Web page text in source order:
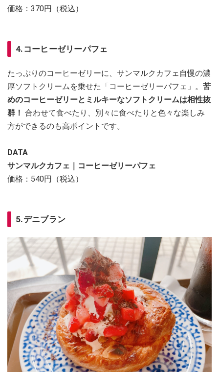
価格：370円（税込）
4.コーヒーゼリーパフェ
たっぷりのコーヒーゼリーに、サンマルクカフェ自慢の濃
厚ソフトクリームを乗せた「コーヒーゼリーパフェ」。 苦
めのコーヒーゼリーとミルキーなソフトクリームは相性抜
群！ 合わせて食べたり、別々に食べたりと色々な楽しみ
方ができるのも高ポイントです。
DATA
サンマルクカフェ｜コーヒーゼリーパフェ
価格：540円（税込）
5.デニブラン